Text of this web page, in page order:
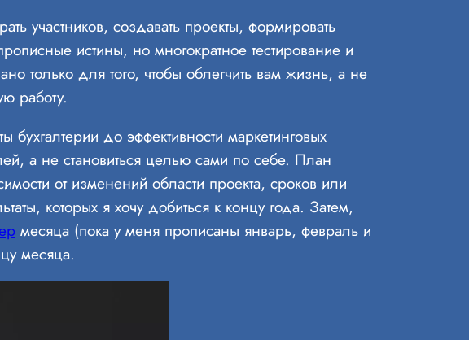
участников, создавать проекты, формировать
истины, но многократное тестирование и
только для того, чтобы облегчить вам жизнь, а не
работу.
до эффективности маркетинговых
а не становиться целью сами по себе. План
от изменений области проекта, сроков или
которых я хочу добиться к концу года. Затем,
месяца (пока у меня прописаны январь, февраль и
месяца.